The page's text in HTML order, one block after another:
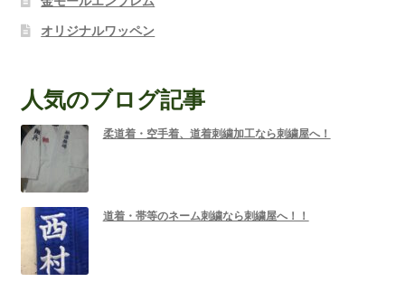
オリジナルワッペン
人気のブログ記事
柔道着・空手着、道着刺繍加工なら刺繍屋へ！
道着・帯等のネーム刺繍なら刺繍屋へ！！